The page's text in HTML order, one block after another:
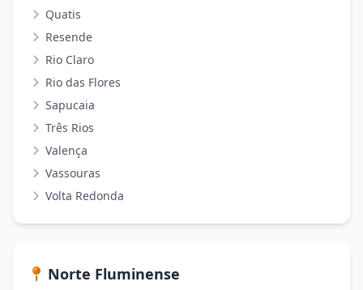
Quatis
Resende
Rio Claro
Rio das Flores
Sapucaia
Três Rios
Valença
Vassouras
Volta Redonda
Norte Fluminense